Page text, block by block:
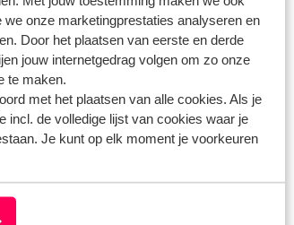
onze marketingprestaties analyseren en
Door het plaatsen van eerste en derde
jouw internetgedrag volgen om zo onze
te maken.
met het plaatsen van alle cookies. Als je
incl. de volledige lijst van cookies waar je
Je kunt op elk moment je voorkeuren
met mijn kind te reizen?
of voogd?
met mijn kind te reizen?